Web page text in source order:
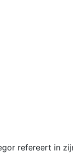
refereert in